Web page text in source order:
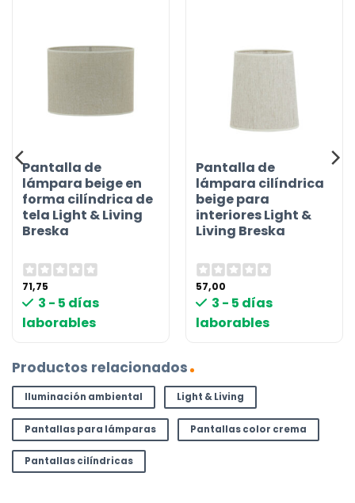
Pantalla de
lámpara beige en
forma cilíndrica de
tela Light & Living
Breska
71,75
3 - 5 días
laborables
Pantalla de
lámpara cilíndrica
beige para
interiores Light &
Living Breska
57,00
3 - 5 días
laborables
Productos relacionados
Iluminación ambiental Light & Living
Pantallas para lámparas Pantallas color crema
Pantallas cilíndricas